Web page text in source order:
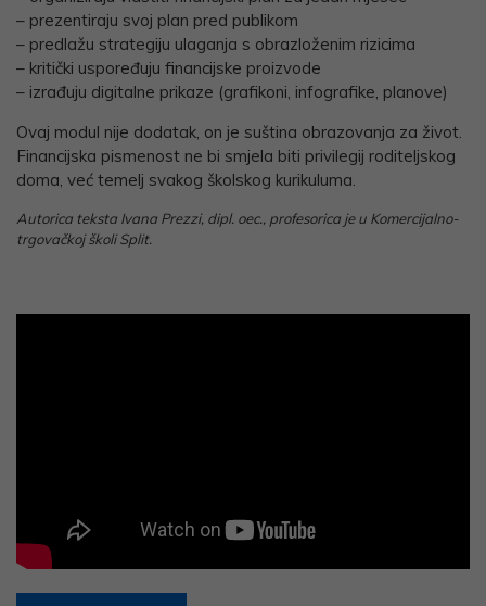
– prezentiraju svoj plan pred publikom
– predlažu strategiju ulaganja s obrazloženim rizicima
– kritički uspoređuju financijske proizvode
– izrađuju digitalne prikaze (grafikoni, infografike, planove)
Ovaj modul nije dodatak, on je suština obrazovanja za život.
Financijska pismenost ne bi smjela biti privilegij roditeljskog
doma, već temelj svakog školskog kurikuluma.
Autorica teksta Ivana Prezzi, dipl. oec., profesorica je u Komercijalno-
trgovačkoj školi Split.